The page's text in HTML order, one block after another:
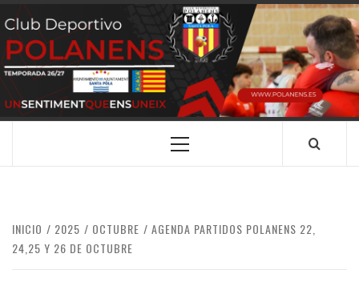
Saltar
al
contenido
CLUB
DEPORTIVO
POLANENS
SANTA POLA
Menú
INICIO 2025 OCTUBRE
AGENDA PARTIDOS POLANENS 22,
24,25 Y 26 DE OCTUBRE